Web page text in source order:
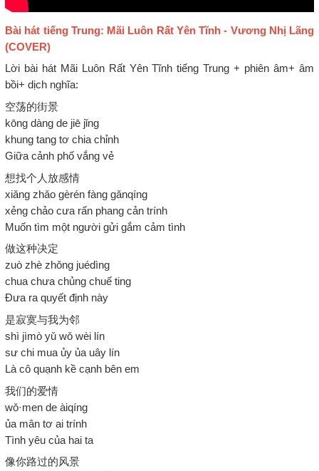
Bài hát tiếng Trung: Mãi Luôn Rất Yên Tĩnh - Vương Nhị Lãng
(COVER)
Lời bài hát Mãi Luôn Rất Yên Tĩnh tiếng Trung + phiên âm+ âm
bồi+ dịch nghĩa:
空荡的街景
kōng dàng de jiē jǐng
khung tang tơ chia chỉnh
Giữa cảnh phố vắng vẻ
想找个人放感情
xiǎng zhǎo gèrén fàng gǎnqíng
xẻng chảo cưa rấn phang cản trính
Muốn tìm một người gửi gắm cảm tình
做这种决定
zuò zhè zhǒng juédìng
chua chưa chủng chuế ting
Đưa ra quyết định này
是寂寞与我为邻
shì jìmò yǔ wǒ wèi lín
sư chi mua ủy ủa uây lín
Là cô quạnh kề cạnh bên em
我们的爱情
wǒ·men de àiqíng
ủa mân tơ ai trính
Tình yêu của hai ta
像你路过的风景